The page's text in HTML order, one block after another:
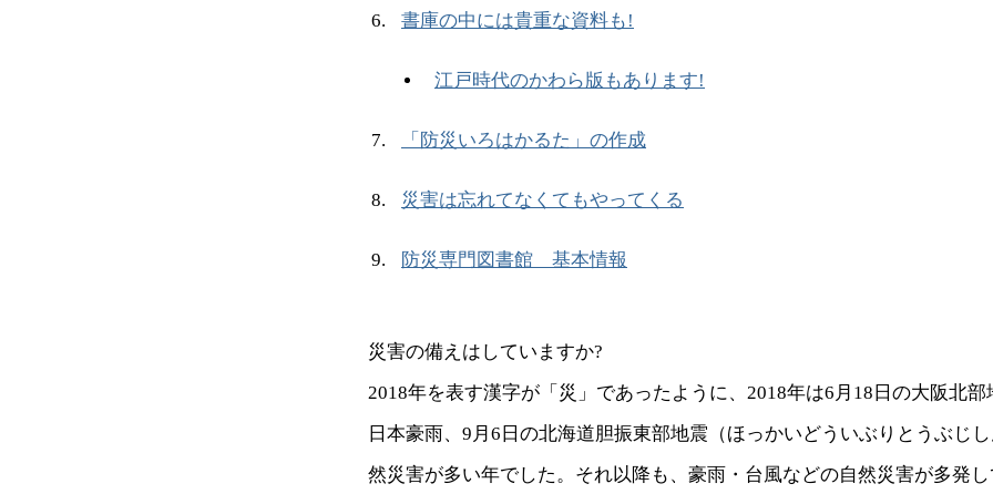
書庫の中には貴重な資料も!
江戸時代のかわら版もあります!
「防災いろはかるた」の作成
災害は忘れてなくてもやってくる
防災専門図書館 基本情報
災害の備えはしていますか?
2018年を表す漢字が「災」であったように、2018年は6月18日の大阪北
日本豪雨、9月6日の北海道胆振東部地震（ほっかいどういぶりとうぶじ
然災害が多い年でした。それ以降も、豪雨・台風などの自然災害が多発し